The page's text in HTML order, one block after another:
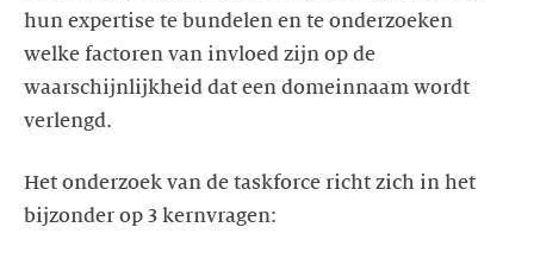
hun expertise te bundelen en te onderzoeken
welke factoren van invloed zijn op de
waarschijnlijkheid dat een domeinnaam wordt
verlengd.
Het onderzoek van de taskforce richt zich in het
bijzonder op 3 kernvragen: